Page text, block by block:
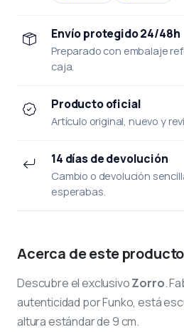
Envío protegido 24/48h
Preparado con embalaje
caja.
Producto oficial
Artículo original, nuevo y
14 días de devolución
Cambio o devolución
esperabas.
Acerca de este producto
Descubre el exclusivoZorro.
autenticidad por Funko, está
altura estándar de 9 cm.